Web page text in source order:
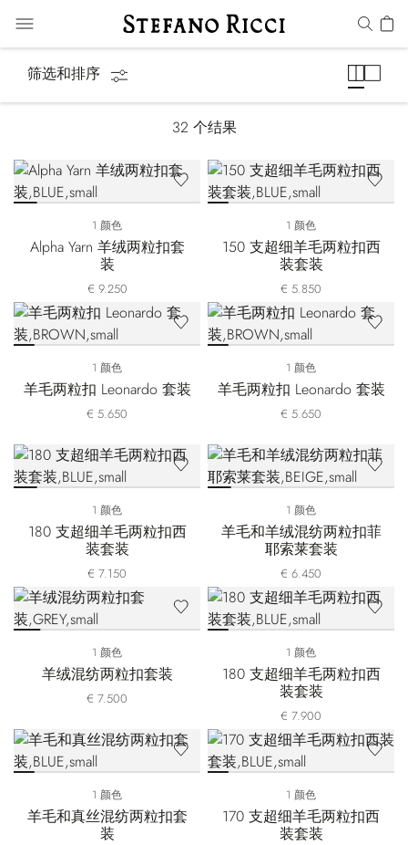
筛选和排序
32 个结果
1 颜色
Alpha Yarn 羊绒两粒扣套
装
€ 9.250
1 颜色
150 支超细羊毛两粒扣西
装套装
€ 5.850
1 颜色
羊毛两粒扣 Leonardo 套装
€ 5.650
1 颜色
羊毛两粒扣 Leonardo 套装
€ 5.650
1 颜色
180 支超细羊毛两粒扣西
装套装
€ 7.150
1 颜色
羊毛和羊绒混纺两粒扣菲
耶索莱套装
€ 6.450
1 颜色
羊绒混纺两粒扣套装
€ 7.500
1 颜色
180 支超细羊毛两粒扣西
装套装
€ 7.900
1 颜色
羊毛和真丝混纺两粒扣套
装
1 颜色
170 支超细羊毛两粒扣西
装套装